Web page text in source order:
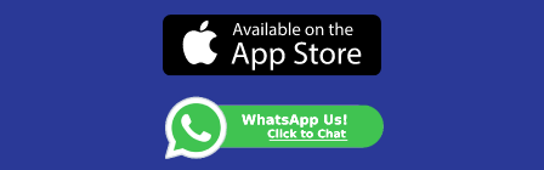
मेरठ मे बैलेंस ट्रांसफर
सीतापुर मे बैलेंस ट्रांसफर
बुलंदशहर मे बैलेंस ट्रांसफर
चंदौसी मे बैलेंस ट्रांसफर
(07-दिसंबर-2026 तक वैध)